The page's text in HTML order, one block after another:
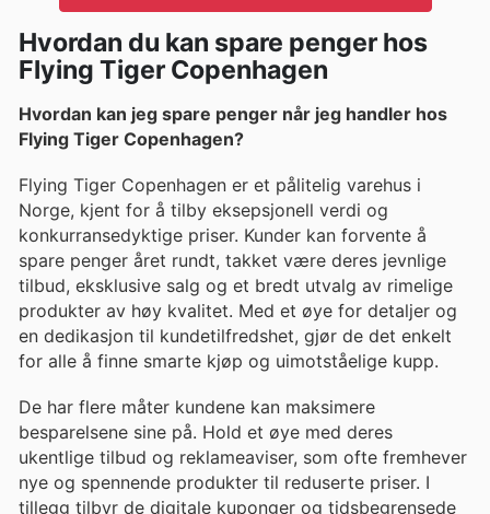
Hvordan du kan spare penger hos
Flying Tiger Copenhagen
Hvordan kan jeg spare penger når jeg handler hos
Flying Tiger Copenhagen?
Flying Tiger Copenhagen er et pålitelig varehus i
Norge, kjent for å tilby eksepsjonell verdi og
konkurransedyktige priser. Kunder kan forvente å
spare penger året rundt, takket være deres jevnlige
tilbud, eksklusive salg og et bredt utvalg av rimelige
produkter av høy kvalitet. Med et øye for detaljer og
en dedikasjon til kundetilfredshet, gjør de det enkelt
for alle å finne smarte kjøp og uimotståelige kupp.
De har flere måter kundene kan maksimere
besparelsene sine på. Hold et øye med deres
ukentlige tilbud og reklameaviser, som ofte fremhever
nye og spennende produkter til reduserte priser. I
tillegg tilbyr de digitale kuponger og tidsbegrensede